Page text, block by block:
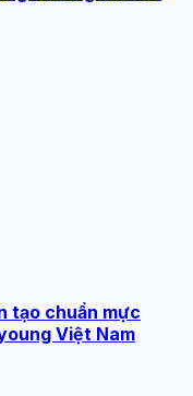
tạo chuẩn mực
Việt Nam